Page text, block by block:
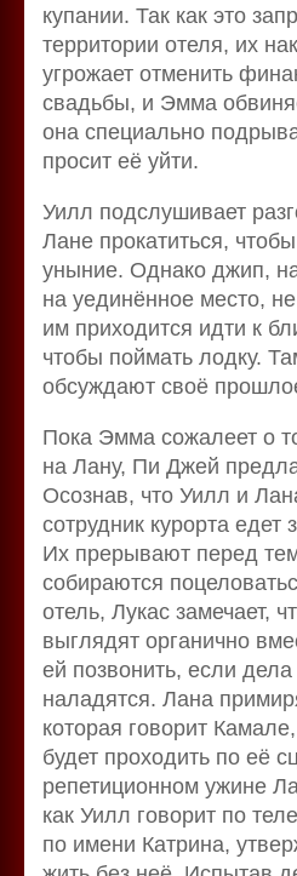
купании. Так как это
территории отеля, их
угрожает отменить
свадьбы, и Эмма
она специально
просит её уйти.
Уилл подслушивает
Лане прокатиться,
уныние. Однако джип,
на уединённое место,
им приходится идти к
чтобы поймать лодку.
обсуждают своё
Пока Эмма сожалеет о
на Лану, Пи Джей
Осознав, что Уилл и
сотрудник курорта едет
Их прерывают перед
собираются
отель, Лукас замечает,
выглядят органично
ей позвонить, если
наладятся. Лана
которая говорит
будет проходить по её
репетиционном ужине
как Уилл говорит по
по имени Катрина,